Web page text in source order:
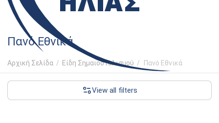
Πανό Εθνικά
Αρχική Σελίδα / Είδη Σημαιοστολισμού / Πανό Εθνικά
View all filters